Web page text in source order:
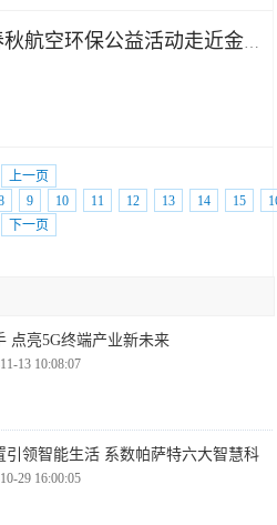
上一页
9 10 11 12 13 14 15
下一页
点亮5G终端产业新未来
13 10:08:07
引领智能生活 系数帕萨特六大智慧科
29 16:00:05